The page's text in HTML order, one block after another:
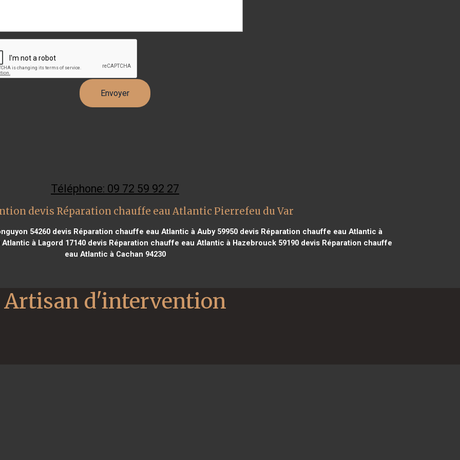
Téléphone: 09 72 59 92 27
devis Réparation chauffe eau Atlantic Pierrefeu du Var
54260 devis Réparation chauffe eau Atlantic à Auby 59950 devis Réparation chauffe eau Atlantic à
à Lagord 17140devis Réparation chauffe eau Atlantic à Hazebrouck 59190devis Réparation chauffe
eau Atlantic à Cachan 94230
Artisan d'intervention